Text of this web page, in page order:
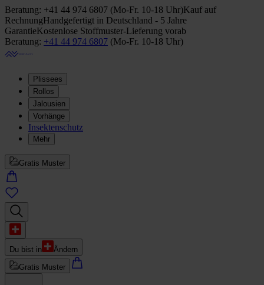
Beratung: +41 44 974 6807 (Mo-Fr. 10-18 Uhr)Kauf auf
RechnungHandgefertigt in Deutschland - 5 Jahre
GarantieKostenlose Stoffmuster-Lieferung vorab
Beratung: +41 44 974 6807 (Mo-Fr. 10-18 Uhr)
Plissees
Rollos
Jalousien
Vorhänge
Insektenschutz
Mehr
Gratis Muster
Du bist in
Ändern
Gratis Muster